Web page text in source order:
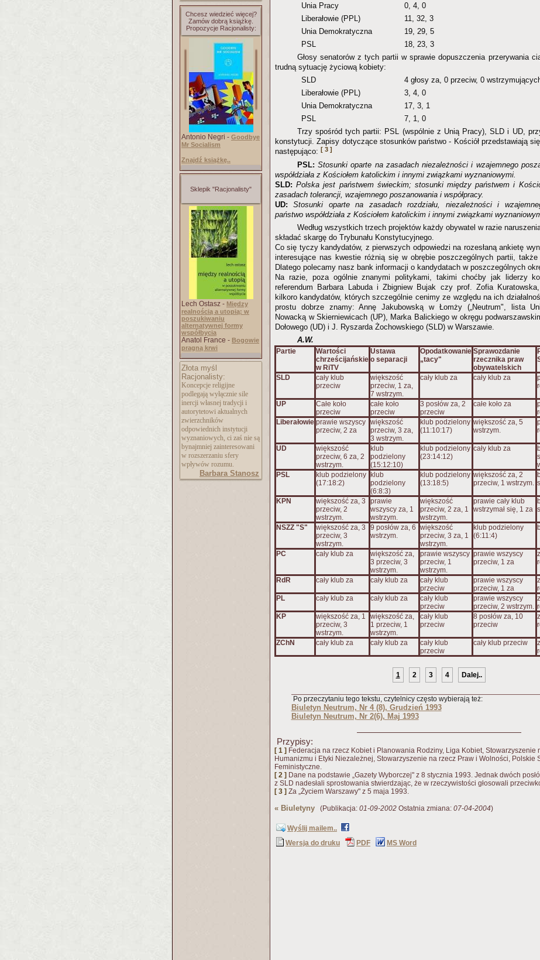
Chcesz wiedzieć więcej?
Zamów dobrą książkę.
Propozycje Racjonalisty:
Antonio Negri - Goodbye
Mr Socialism
Znajdź książkę..
Sklepik "Racjonalisty"
Lech Ostasz - Między
realnością a utopią: w
poszukiwaniu
alternatywnej formy
współbycia
Anatol France - Bogowie
pragną krwi
Złota myśl
Racjonalisty:
Koncepcje religijne
podlegają wyłącznie sile
inercji własnej tradycji i
autorytetowi aktualnych
zwierzchników
odpowiednich instytucji
wyznaniowych, ci zaś nie są
bynajmniej zainteresowani
w rozszerzaniu sfery
wpływów rozumu.
Barbara Stanosz
Unia Pracy
0, 4, 0
Liberałowie (PPL)
11, 32, 3
Unia Demokratyczna
19, 29, 5
PSL
18, 23, 3
Głosy senatorów z tych partii w sprawie dopuszczenia przerywania
trudną sytuację życiową kobiety:
SLD
4 głosy za, 0 przeciw, 0
Liberałowie (PPL)
3, 4, 0
Unia Demokratyczna
17, 3, 1
PSL
7, 1, 0
Trzy spośród tych partii: PSL (wspólnie z Unią Pracy), SLD i UD,
konstytucji. Zapisy dotyczące stosunków państwo - Kościół przedstawiają
następująco: [ 3 ]
PSL: Stosunki oparte na zasadach niezależności i wzajemnego
współdziała z Kościołem katolickim i innymi związkami wyznaniowymi.
SLD: Polska jest państwem świeckim; stosunki między państwem i
zasadach tolerancji, wzajemnego poszanowania i współpracy.
UD:
Stosunki oparte na zasadach rozdziału, niezależności i
państwo współdziała z Kościołem katolickim i innymi związkami
Według wszystkich trzech projektów każdy obywatel w razie
składać skargę do Trybunału Konstytucyjnego.
Co się tyczy kandydatów, z pierwszych odpowiedzi na rozesłaną ankietę
interesujące nas kwestie różnią się w obrębie poszczególnych partii,
Dlatego polecamy nasz bank informacji o kandydatach w poszczególnych
Na razie, poza ogólnie znanymi politykami, takimi choćby jak liderzy
referendum Barbara Labuda i Zbigniew Bujak czy prof. Zofia
kilkoro kandydatów, których szczególnie cenimy ze względu na ich
prostu dobrze znamy: Annę Jakubowską w Łomży („Neutrum", lista
Nowacką w Skierniewicach (UP), Marka Balickiego w okręgu
Dołowego (UD) i J. Ryszarda Żochowskiego (SLD) w Warszawie.
A.W.
Partie
Wartości
chrześcijańskie
w RiTV
Ustawa
o separacji
Opodatkowanie
„tacy"
Sprawozdanie
rzecznika praw
obywatelskich
SLD
cały klub
przeciw
większość
przeciw, 1 za,
7 wstrzym.
cały klub za cały klub za
UP
Całe koło
przeciw
całe koło
przeciw
3 posłów za, 2
przeciw
całe koło za
Liberałowie prawie wszyscy
przeciw, 2 za
większość
przeciw, 3 za,
3 wstrzym.
klub podzielony
(11:10:17)
większość za, 5
wstrzym.
UD
większość
przeciw, 6 za, 2
wstrzym.
klub
podzielony
(15:12:10)
klub podzielony
(23:14:12)
cały klub za
PSL
klub podzielony
(17:18:2)
klub
podzielony
(6:8:3)
klub podzielony
(13:18:5)
większość za, 2
przeciw, 1 wstrzym.
KPN
większość za, 3
przeciw, 2
wstrzym.
prawie
wszyscy za, 1
wstrzym.
większość
przeciw, 2 za, 1
wstrzym.
prawie cały klub
wstrzymał się, 1 za
NSZZ "S"
większość za, 3
przeciw, 3
wstrzym.
9 posłów za, 6
wstrzym.
większość
przeciw, 3 za, 1
wstrzym.
klub podzielony
(6:11:4)
PC cały klub za
większość za,
3 przeciw, 3
wstrzym.
prawie wszyscy
przeciw, 1
wstrzym.
prawie wszyscy
przeciw, 1 za
RdR cały klub za cały klub za
cały klub
przeciw
prawie wszyscy
przeciw, 1 za
PL
cały klub za cały klub za
cały klub
przeciw
prawie wszyscy
przeciw, 2 wstrzym.
KP
większość za, 1
przeciw, 3
wstrzym.
większość za,
1 przeciw, 1
wstrzym.
cały klub
przeciw
8 posłów za, 10
przeciw
ZChN cały klub za cały klub za
cały klub
przeciw
cały klub przeciw
1 2 3 4 Dalej..
Po przeczytaniu tego tekstu, czytelnicy często wybierają też:
Biuletyn Neutrum, Nr 4 (8), Grudzień 1993
Biuletyn Neutrum, Nr 2(6), Maj 1993
Przypisy:
[ 1 ] Federacja na rzecz Kobiet i Planowania Rodziny, Liga Kobiet, Stowarzyszenie
Humanizmu i Etyki Niezależnej, Stowarzyszenie na rzecz Praw i Wolności, Polskie
Feministyczne.
[ 2 ] Dane na podstawie „Gazety Wyborczej" z 8 stycznia 1993. Jednak dwóch
z SLD nadesłali sprostowania stwierdzając, że w rzeczywistości głosowali
[ 3 ] Za „Życiem Warszawy" z 5 maja 1993.
« Biuletyny (Publikacja: 01-09-2002 Ostatnia zmiana: 07-04-2004)
Wyślij mailem..
Wersja do druku
PDF MS Word